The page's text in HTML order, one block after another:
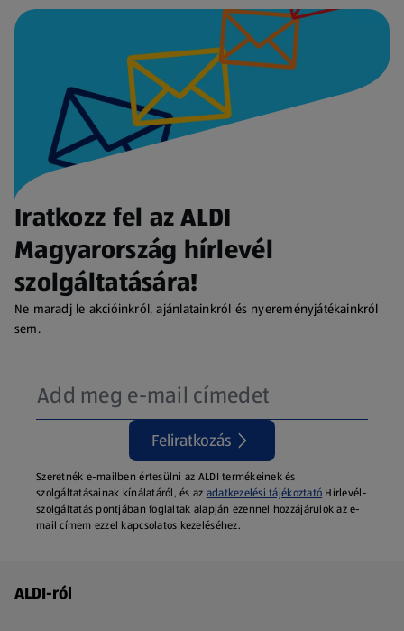
Iratkozz fel az ALDI
Magyarország hírlevél
szolgáltatására!
Ne maradj le akcióinkról, ajánlatainkról és nyereményjátékainkról
sem.
Feliratkozás
Szeretnék e-mailben értesülni az ALDI termékeinek és
szolgáltatásainak kínálatáról, és az adatkezelési tájékoztató Hírlevél-
szolgáltatás pontjában foglaltak alapján ezennel hozzájárulok az e-
mail címem ezzel kapcsolatos kezeléséhez.
Láblécmenü - további linkek
ALDI-ról